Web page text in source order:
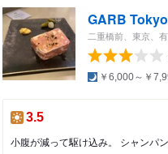
ポルトガル
ス
ルクセンブルグ
中南米 メキシコ ブラ
アフリカ 南アフリカ
GARB Tokyo
二重橋前、東京、
夜 ￥6,000～￥
昼の点数：
3.5